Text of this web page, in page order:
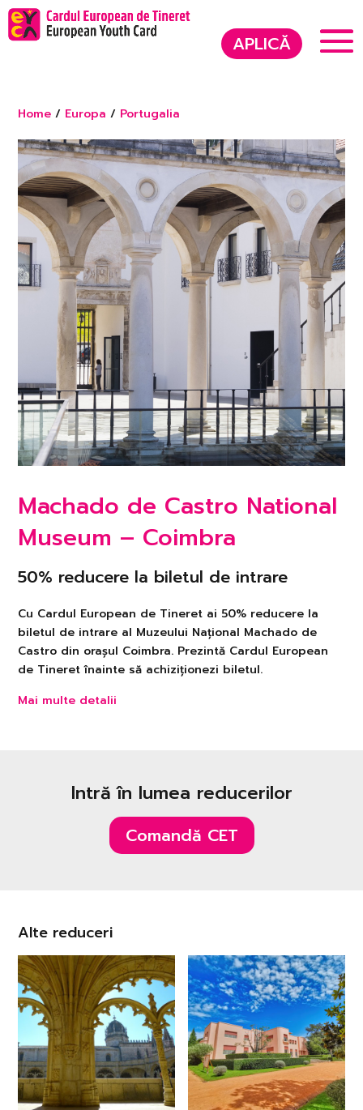
APLICĂ
Home / Europa / Portugalia
Machado de Castro National
Museum – Coimbra
50% reducere la biletul de intrare
Cu Cardul European de Tineret ai 50% reducere la
biletul de intrare al Muzeului Național Machado de
Castro din orașul Coimbra. Prezintă Cardul European
de Tineret înainte să achiziționezi biletul.
Mai multe detalii
Intră în lumea reducerilor
Comandă CET
Alte reduceri